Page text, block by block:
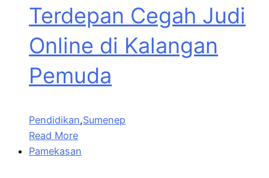
Terdepan Cegah Judi
Online di Kalangan
Pemuda
Pendidikan,Sumenep
Read More
Pamekasan